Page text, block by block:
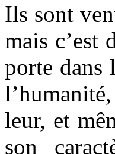
Ils sont
mais c’est
porte dans
leur, et
son